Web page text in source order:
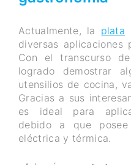
Actualmente, la plata
diversas
Con el transcurso
logrado demostrar
utensilios de cocina,
Gracias a sus
es ideal para
debido a que
eléctrica y térmica.